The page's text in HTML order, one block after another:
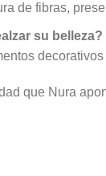
de fibras,
su belleza?
que Nura